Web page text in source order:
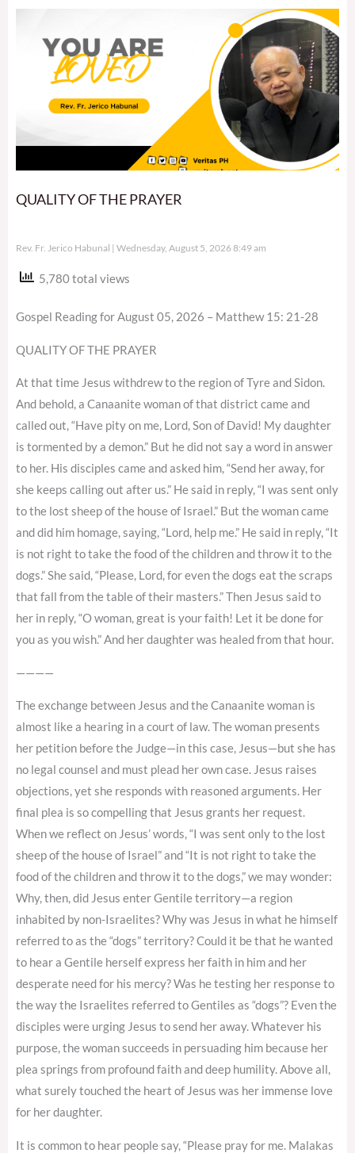
QUALITY OF THE PRAYER
Rev. Fr. Jerico Habunal Wednesday, August 5, 2026 8:49 am
5,780 total views
Gospel Reading for August 05, 2026 – Matthew 15: 21-28
QUALITY OF THE PRAYER
At that time Jesus withdrew to the region of Tyre and Sidon.
And behold, a Canaanite woman of that district came and
called out, “Have pity on me, Lord, Son of David! My daughter
is tormented by a demon.” But he did not say a word in answer
to her. His disciples came and asked him, “Send her away, for
she keeps calling out after us.” He said in reply, “I was sent only
to the lost sheep of the house of Israel.” But the woman came
and did him homage, saying, “Lord, help me.” He said in reply, “It
is not right to take the food of the children and throw it to the
dogs.” She said, “Please, Lord, for even the dogs eat the scraps
that fall from the table of their masters.” Then Jesus said to
her in reply, “O woman, great is your faith! Let it be done for
you as you wish.” And her daughter was healed from that hour.
————
The exchange between Jesus and the Canaanite woman is
almost like a hearing in a court of law. The woman presents
her petition before the Judge—in this case, Jesus—but she has
no legal counsel and must plead her own case. Jesus raises
objections, yet she responds with reasoned arguments. Her
final plea is so compelling that Jesus grants her request.
When we reflect on Jesus’ words, “I was sent only to the lost
sheep of the house of Israel” and “It is not right to take the
food of the children and throw it to the dogs,” we may wonder:
Why, then, did Jesus enter Gentile territory—a region
inhabited by non-Israelites? Why was Jesus in what he himself
referred to as the “dogs” territory? Could it be that he wanted
to hear a Gentile herself express her faith in him and her
desperate need for his mercy? Was he testing her response to
the way the Israelites referred to Gentiles as “dogs”? Even the
disciples were urging Jesus to send her away. Whatever his
purpose, the woman succeeds in persuading him because her
plea springs from profound faith and deep humility. Above all,
what surely touched the heart of Jesus was her immense love
for her daughter.
It is common to hear people say, “Please pray for me. Malakas